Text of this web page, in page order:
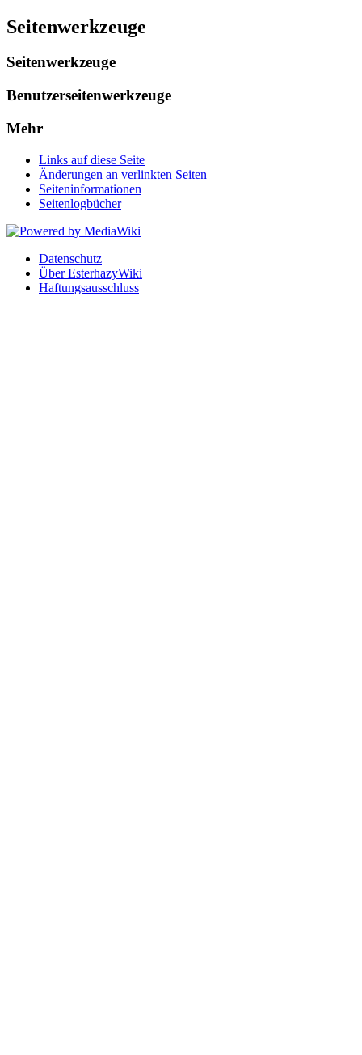
Seitenwerkzeuge
Seitenwerkzeuge
Benutzerseitenwerkzeuge
Mehr
Links auf diese Seite
Änderungen an verlinkten Seiten
Seiten­informationen
Seitenlogbücher
Datenschutz
Über EsterhazyWiki
Haftungsausschluss